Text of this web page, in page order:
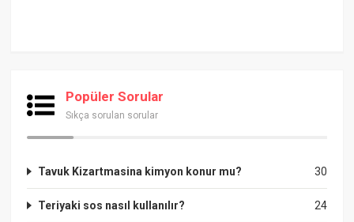
Popüler Sorular
Sıkça sorulan sorular
30
Tavuk Kizartmasina kimyon konur mu?
24
Teriyaki sos nasıl kullanılır?